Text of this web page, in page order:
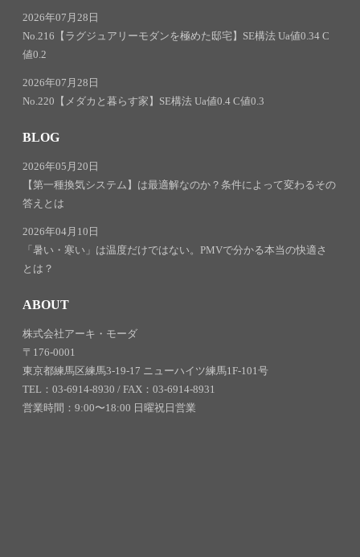
2026年07月28日
No.216【ラグジュアリーモダンを極めた邸宅】SE構法 Ua値0.34 C
値0.2
2026年07月28日
No.220【メダカと暮らす家】SE構法 Ua値0.4 C値0.3
BLOG
2026年05月20日
【第一種換気システム】は最適解なのか？条件によって変わるその
答えとは
2026年04月10日
「暑い・寒い」は温度だけではない。PMVで分かる本当の快適さ
とは？
ABOUT
株式会社アーキ・モーダ
〒176-0001
東京都練馬区練馬3-19-17 ニューハイツ練馬1F-101号
TEL：03-6914-8930 / FAX：03-6914-8931
営業時間：9:00〜18:00 日曜祝日営業